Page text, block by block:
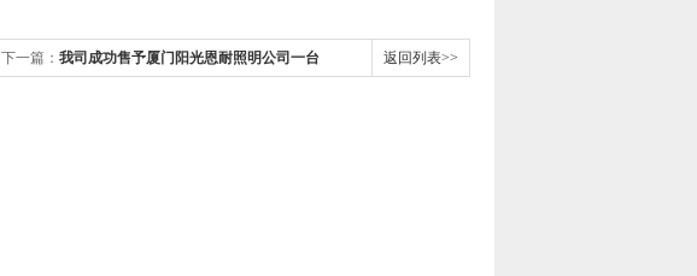
下一篇： 我司成功售予厦门阳光恩耐照明公司一台 返回列表>>